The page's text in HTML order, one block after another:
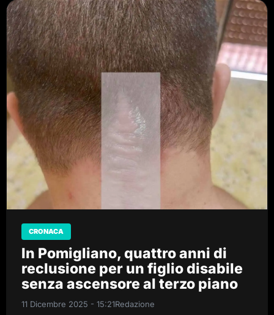
CRONACA
In Pomigliano, quattro anni di
reclusione per un figlio disabile
senza ascensore al terzo piano
11 Dicembre 2025 - 15:21Redazione